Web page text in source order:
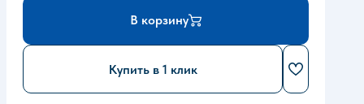
В корзину
Купить в 1 клик